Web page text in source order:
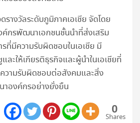
รางวัลระดับภูมิภาคเอเชีย จัดโดย
กรพัฒนาเอกชนชั้นนำที่ส่งเสริม
ที่มีความรับผิดชอบในเอเชีย มี
ละให้เกียรติธุรกิจและผู้นำในเอเชียที่
ความรับผิดชอบต่อสังคมและสิ่ง
องค์กรอย่างยั่งยืน
0
Shares